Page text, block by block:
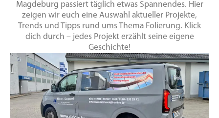
Magdeburg passiert täglich etwas Spannendes. Hier
zeigen wir euch eine Auswahl aktueller Projekte,
Trends und Tipps rund ums Thema Folierung. Klick
dich durch – jedes Projekt erzählt seine eigene
Geschichte!